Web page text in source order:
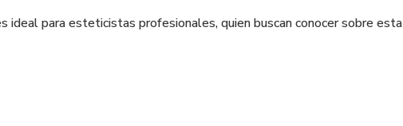
ideal para esteticistas profesionales, quien buscan conocer sobre esta